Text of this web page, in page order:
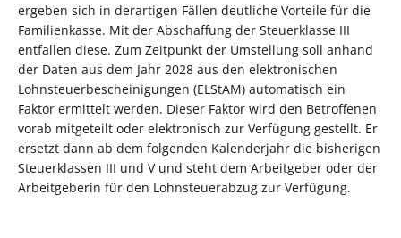
ergeben sich in derartigen Fällen deutliche Vorteile für die
Familienkasse. Mit der Abschaffung der Steuerklasse III
entfallen diese. Zum Zeitpunkt der Umstellung soll anhand
der Daten aus dem Jahr 2028 aus den elektronischen
Lohnsteuerbescheinigungen (ELStAM) automatisch ein
Faktor ermittelt werden. Dieser Faktor wird den Betroffenen
vorab mitgeteilt oder elektronisch zur Verfügung gestellt. Er
ersetzt dann ab dem folgenden Kalenderjahr die bisherigen
Steuerklassen III und V und steht dem Arbeitgeber oder der
Arbeitgeberin für den Lohnsteuerabzug zur Verfügung.